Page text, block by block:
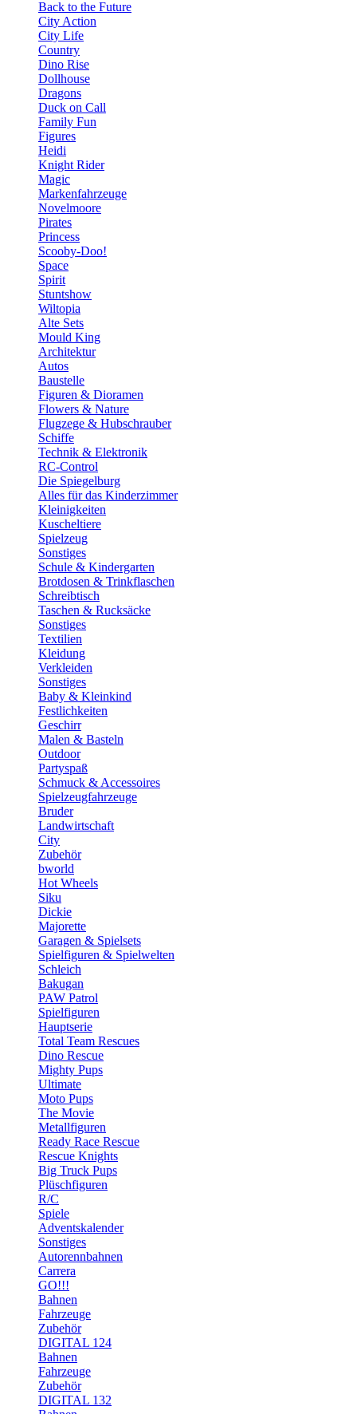
Back to the Future
City Action
City Life
Country
Dino Rise
Dollhouse
Dragons
Duck on Call
Family Fun
Figures
Heidi
Knight Rider
Magic
Markenfahrzeuge
Novelmoore
Pirates
Princess
Scooby-Doo!
Space
Spirit
Stuntshow
Wiltopia
Alte Sets
Mould King
Architektur
Autos
Baustelle
Figuren & Dioramen
Flowers & Nature
Flugzege & Hubschrauber
Schiffe
Technik & Elektronik
RC-Control
Die Spiegelburg
Alles für das Kinderzimmer
Kleinigkeiten
Kuscheltiere
Spielzeug
Sonstiges
Schule & Kindergarten
Brotdosen & Trinkflaschen
Schreibtisch
Taschen & Rucksäcke
Sonstiges
Textilien
Kleidung
Verkleiden
Sonstiges
Baby & Kleinkind
Festlichkeiten
Geschirr
Malen & Basteln
Outdoor
Partyspaß
Schmuck & Accessoires
Spielzeugfahrzeuge
Bruder
Landwirtschaft
City
Zubehör
bworld
Hot Wheels
Siku
Dickie
Majorette
Garagen & Spielsets
Spielfiguren & Spielwelten
Schleich
Bakugan
PAW Patrol
Spielfiguren
Hauptserie
Total Team Rescues
Dino Rescue
Mighty Pups
Ultimate
Moto Pups
The Movie
Metallfiguren
Ready Race Rescue
Rescue Knights
Big Truck Pups
Plüschfiguren
R/C
Spiele
Adventskalender
Sonstiges
Autorennbahnen
Carrera
GO!!!
Bahnen
Fahrzeuge
Zubehör
DIGITAL 124
Bahnen
Fahrzeuge
Zubehör
DIGITAL 132